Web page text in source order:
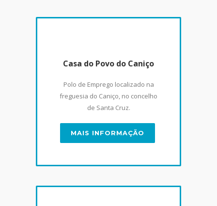
Casa do Povo do Caniço
Polo de Emprego localizado na
freguesia do Caniço, no concelho
de Santa Cruz.
MAIS INFORMAÇÃO